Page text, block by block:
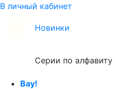
В личный кабинет
Новинки
Серии по алфавиту
Вау!